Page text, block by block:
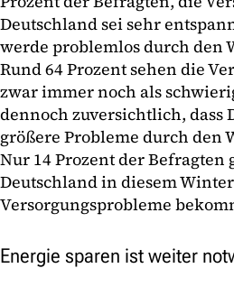
Deutschland sei sehr
werde problemlos durch den
Rund 64 Prozent sehen die
zwar immer noch als
dennoch zuversichtlich, dass
größere Probleme durch den
Nur 14 Prozent der Befragten
Deutschland in diesem Winter
Versorgungsprobleme
Energie sparen ist weiter